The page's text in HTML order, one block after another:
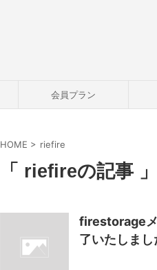
会員プラン
HOME > riefire
「 riefireの記事
firestorage
了いたしまし